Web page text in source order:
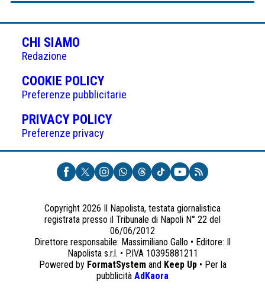
CHI SIAMO
Redazione
COOKIE POLICY(APRE
IN
UNA
NUOVA
Preferenze pubblicitarie
PRIVACY POLICY(APRE
UNA
NUOVA
SCHEDA)
Preferenze privacy
Copyright 2026 Il Napolista, testata giornalistica
registrata presso il Tribunale di Napoli N° 22 del
06/06/2012
Direttore responsabile: Massimiliano Gallo • Editore: Il
Napolista s.r.l. • P.IVA 10395881211
Powered by FormatSystemand Keep Up• Per la
pubblicità AdKaora